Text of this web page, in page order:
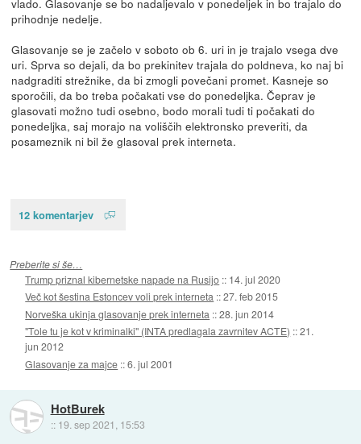
vlado. Glasovanje se bo nadaljevalo v ponedeljek in bo trajalo do
prihodnje nedelje.
Glasovanje se je začelo v soboto ob 6. uri in je trajalo vsega dve
uri. Sprva so dejali, da bo prekinitev trajala do poldneva, ko naj bi
nadgraditi strežnike, da bi zmogli povečani promet. Kasneje so
sporočili, da bo treba počakati vse do ponedeljka. Čeprav je
glasovati možno tudi osebno, bodo morali tudi ti počakati do
ponedeljka, saj morajo na voliščih elektronsko preveriti, da
posameznik ni bil že glasoval prek interneta.
12 komentarjev
Preberite si še…
Trump priznal kibernetske napade na Rusijo :: 14. jul 2020
Več kot šestina Estoncev voli prek interneta ::27. feb 2015
Norveška ukinja glasovanje prek interneta ::28. jun 2014
"Tole tu je kot v kriminalki" (INTA predlagala zavrnitev ACTE) ::21.
jun 2012
Glasovanje za majce ::6. jul 2001
HotBurek
:: 19. sep 2021, 15:53